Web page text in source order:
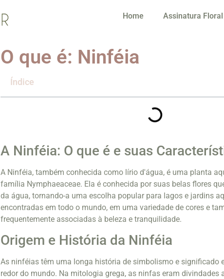
Home Assinatura Floral
O que é: Ninféia
Índice
A Ninféia: O que é e suas
A Ninféia, também conhecida como lírio d'água, é uma planta
família Nymphaeaceae. Ela é conhecida por suas belas flores
da água, tornando-a uma escolha popular para lagos e jardins
encontradas em todo o mundo, em uma variedade de cores e
frequentemente associadas à beleza e tranquilidade.
Origem e História da Ninféia
As ninféias têm uma longa história de simbolismo e significado
redor do mundo. Na mitologia grega, as ninfas eram divindades